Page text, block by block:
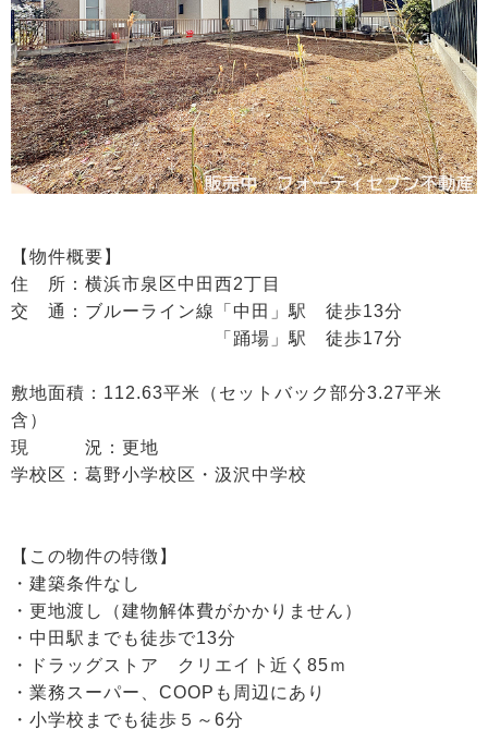
【物件概要】
住 所：横浜市泉区中田西2丁目
交 通：ブルーライン線「中田」駅 徒歩13分
「踊場」駅 徒歩17分
敷地面積：112.63平米（セットバック部分3.27平米
含）
現 況：更地
学校区：葛野小学校区・汲沢中学校
【この物件の特徴】
・建築条件なし
・更地渡し（建物解体費がかかりません）
・中田駅までも徒歩で13分
・ドラッグストア クリエイト近く85ｍ
・業務スーパー、COOPも周辺にあり
・小学校までも徒歩５～6分